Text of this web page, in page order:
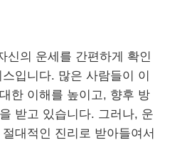
신의 운세를 간편하게 확인
입니다. 많은 사람들이 이
한 이해를 높이고, 향후 방
받고 있습니다. 그러나, 운
대적인 진리로 받아들여서